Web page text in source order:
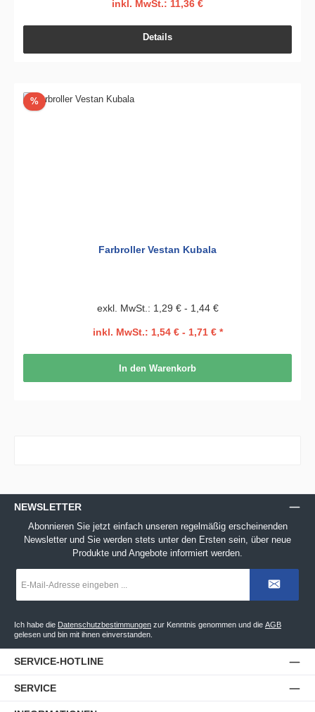
inkl. MwSt.: 11,36 €
Details
%Rabatt
Farbroller Vestan Kubala
exkl. MwSt.: 1,29 € - 1,44 €
inkl. MwSt.: 1,54 € - 1,71 € *
In den Warenkorb
NEWSLETTER
Abonnieren Sie jetzt einfach unseren regelmäßig erscheinenden
Newsletter und Sie werden stets unter den Ersten sein, über neue
Produkte und Angebote informiert werden.
Mail-
*
Ich habe die Datenschutzbestimmungen zur Kenntnis genommen und die AGB
gelesen und bin mit ihnen einverstanden.
SERVICE-HOTLINE
SERVICE